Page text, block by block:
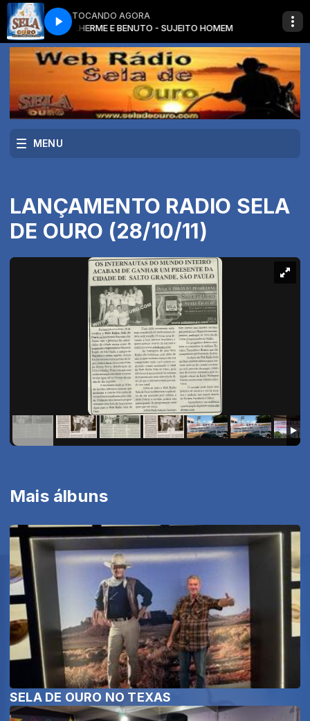
O MELHOR DA MUSICA SERTANEJA com O MELHOR DA
TOCANDO AGORA
HOMEM GUILHERME E BENUTO - SUJEITO HOMEM
MENU
LANÇAMENTO RADIO SELA
DE OURO (28/10/11)
Mais álbuns
SELA DE OURO NO TEXAS